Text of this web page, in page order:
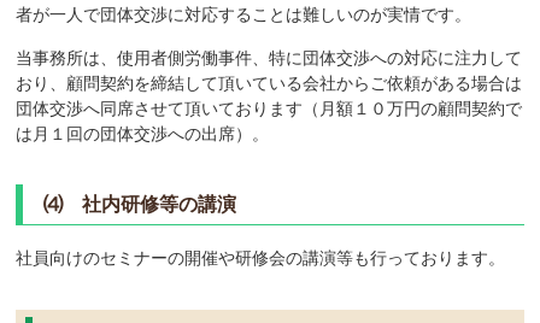
者が一人で団体交渉に対応することは難しいのが実情です。
当事務所は、使用者側労働事件、特に団体交渉への対応に注力して
おり、顧問契約を締結して頂いている会社からご依頼がある場合は
団体交渉へ同席させて頂いております（月額１０万円の顧問契約で
は月１回の団体交渉への出席）。
⑷ 社内研修等の講演
社員向けのセミナーの開催や研修会の講演等も行っております。